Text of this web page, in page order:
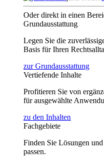
Oder direkt in einen
Grundausstattung
Legen Sie die
Basis für Ihren
zur Grundausstattung
Vertiefende Inhalte
Profitieren Sie von
für ausgewählte
zu den Inhalten
Fachgebiete
Finden Sie Lösungen
passen.